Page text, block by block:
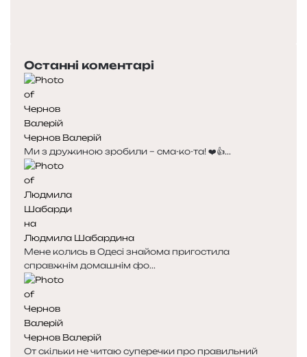
Останні коментарі
Чернов Валерій
Ми з дружиною зробили – сма-ко-та! ❤️👍...
Людмила Шабардина
Мене колись в Одесі знайома пригостила
справжнім домашнім фо...
Чернов Валерій
От скільки не читаю суперечки про правильний